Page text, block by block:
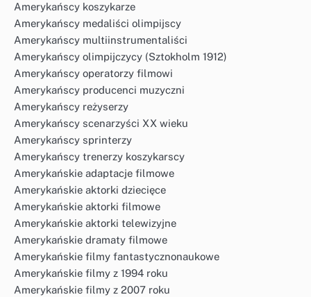
Amerykańscy koszykarze
Amerykańscy medaliści olimpijscy
Amerykańscy multiinstrumentaliści
Amerykańscy olimpijczycy (Sztokholm 1912)
Amerykańscy operatorzy filmowi
Amerykańscy producenci muzyczni
Amerykańscy reżyserzy
Amerykańscy scenarzyści XX wieku
Amerykańscy sprinterzy
Amerykańscy trenerzy koszykarscy
Amerykańskie adaptacje filmowe
Amerykańskie aktorki dziecięce
Amerykańskie aktorki filmowe
Amerykańskie aktorki telewizyjne
Amerykańskie dramaty filmowe
Amerykańskie filmy fantastycznonaukowe
Amerykańskie filmy z 1994 roku
Amerykańskie filmy z 2007 roku